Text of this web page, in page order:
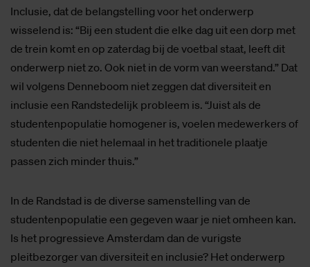
Inclusie, dat de belangstelling voor het onderwerp
wisselend is: “Bij een student die elke dag uit een dorp met
de trein komt en op zaterdag bij de voetbal staat, leeft dit
onderwerp niet zo. Ook niet in de vorm van weerstand.” Dat
wil volgens Denneboom niet zeggen dat diversiteit en
inclusie een Randstedelijk probleem is. “Juist als de
studentenpopulatie homogener is, voelen medewerkers of
studenten die niet helemaal in het traditionele plaatje
passen zich minder thuis.”
In de Randstad is de diverse samenstelling van de
studentenpopulatie een gegeven waar je niet omheen kan.
Is het progressieve Amsterdam dan de vurigste
pleitbezorger van diversiteit en inclusie? Het onderwerp